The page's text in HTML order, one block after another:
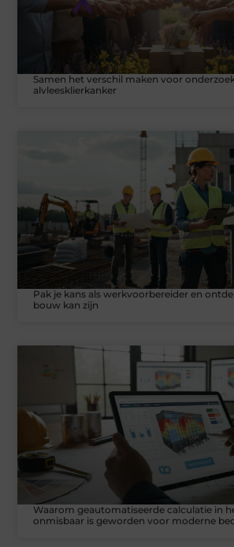
Samen het verschil maken voor
alvleesklierkanker
Pak je kans als werkvoorbereider en
bouw kan zijn
Waarom geautomatiseerde calculatie in
onmisbaar is geworden voor moderne